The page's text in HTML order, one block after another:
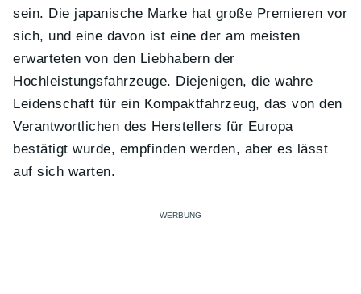
sein. Die japanische Marke hat große Premieren vor
sich, und eine davon ist eine der am meisten
erwarteten von den Liebhabern der
Hochleistungsfahrzeuge. Diejenigen, die wahre
Leidenschaft für ein Kompaktfahrzeug, das von den
Verantwortlichen des Herstellers für Europa
bestätigt wurde, empfinden werden, aber es lässt
auf sich warten.